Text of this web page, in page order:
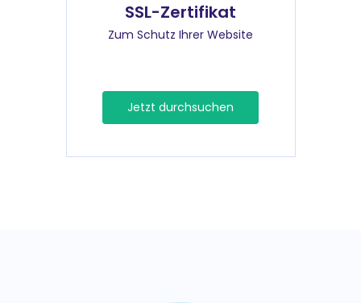
SSL-Zertifikat
Zum Schutz Ihrer Website
Jetzt durchsuchen